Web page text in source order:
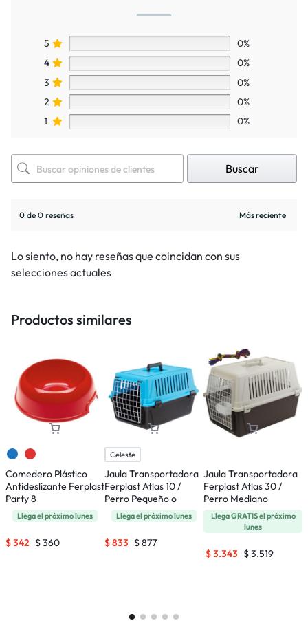
5
0%
4
0%
3
0%
2
0%
1
0%
Buscar
0 de 0 reseñas
Lo siento, no hay reseñas que coincidan con sus
selecciones actuales
Productos similares
Comedero Plástico
Antideslizante Ferplast
Party 8
Llega el próximolunes
$360
$342
Celeste
Jaula Transportadora
Ferplast Atlas 10 /
Perro Pequeño o
Gatos
Llega el próximolunes
$877
$833
Jaula Transportadora
Ferplast Atlas 30 /
Perro Mediano
LlegaGRATISel próximo
lunes
$3.519
$3.343